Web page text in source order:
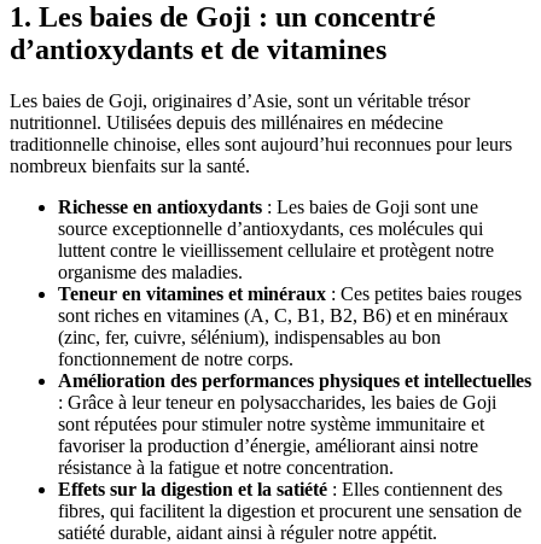
1. Les baies de Goji : un concentré
d’antioxydants et de vitamines
Les baies de Goji, originaires d’Asie, sont un véritable trésor
nutritionnel. Utilisées depuis des millénaires en médecine
traditionnelle chinoise, elles sont aujourd’hui reconnues pour leurs
nombreux bienfaits sur la santé.
Richesse en antioxydants : Les baies de Goji sont une
source exceptionnelle d’antioxydants, ces molécules qui
luttent contre le vieillissement cellulaire et protègent notre
organisme des maladies.
Teneur en vitamines et minéraux : Ces petites baies rouges
sont riches en vitamines (A, C, B1, B2, B6) et en minéraux
(zinc, fer, cuivre, sélénium), indispensables au bon
fonctionnement de notre corps.
Amélioration des performances physiques et intellectuelles
: Grâce à leur teneur en polysaccharides, les baies de Goji
sont réputées pour stimuler notre système immunitaire et
favoriser la production d’énergie, améliorant ainsi notre
résistance à la fatigue et notre concentration.
Effets sur la digestion et la satiété : Elles contiennent des
fibres, qui facilitent la digestion et procurent une sensation de
satiété durable, aidant ainsi à réguler notre appétit.